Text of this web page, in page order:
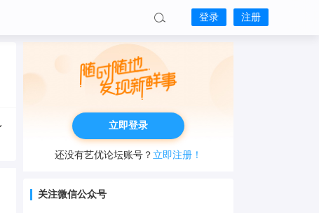
登录 注册
立即登录
还没有艺优论坛账号？ 立即注册！
关注微信公众号